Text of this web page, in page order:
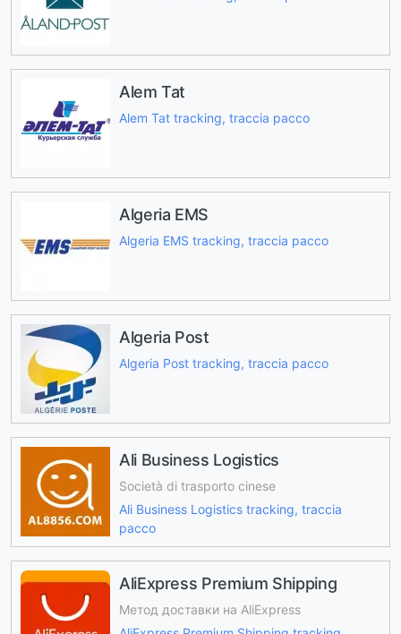
Alem Tat
Alem Tat tracking, traccia pacco
Algeria EMS
Algeria EMS tracking, traccia pacco
Algeria Post
Algeria Post tracking, traccia pacco
Ali Business Logistics
Società di trasporto cinese
Ali Business Logistics tracking, traccia
pacco
AliExpress Premium Shipping
Метод доставки на AliExpress